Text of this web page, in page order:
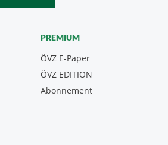
PREMIUM
ÖVZ E-Paper
Abonnement
ÖVZ EDITION